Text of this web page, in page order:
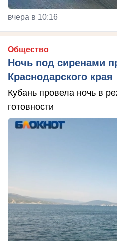
вчера в 10:16
Общество
Ночь под сиренами
Краснодарского края
Кубань провела ночь в
готовности